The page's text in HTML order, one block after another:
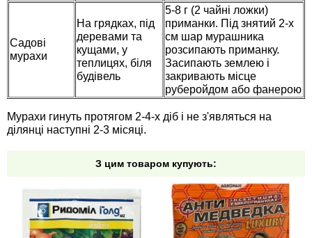
Садові
мурахи
На грядках, під
деревами та
кущами, у
теплицях, біля
будівель
5-8 г (2 чайні ложки)
приманки. Під знятий 2-х
см шар мурашника
розсипають приманку.
Засипають землею і
закривають місце
руберойдом або фанерою
Мурахи гинуть протягом 2-4-х діб і не з'являться на
ділянці наступні 2-3 місяці.
З цим товаром купують: